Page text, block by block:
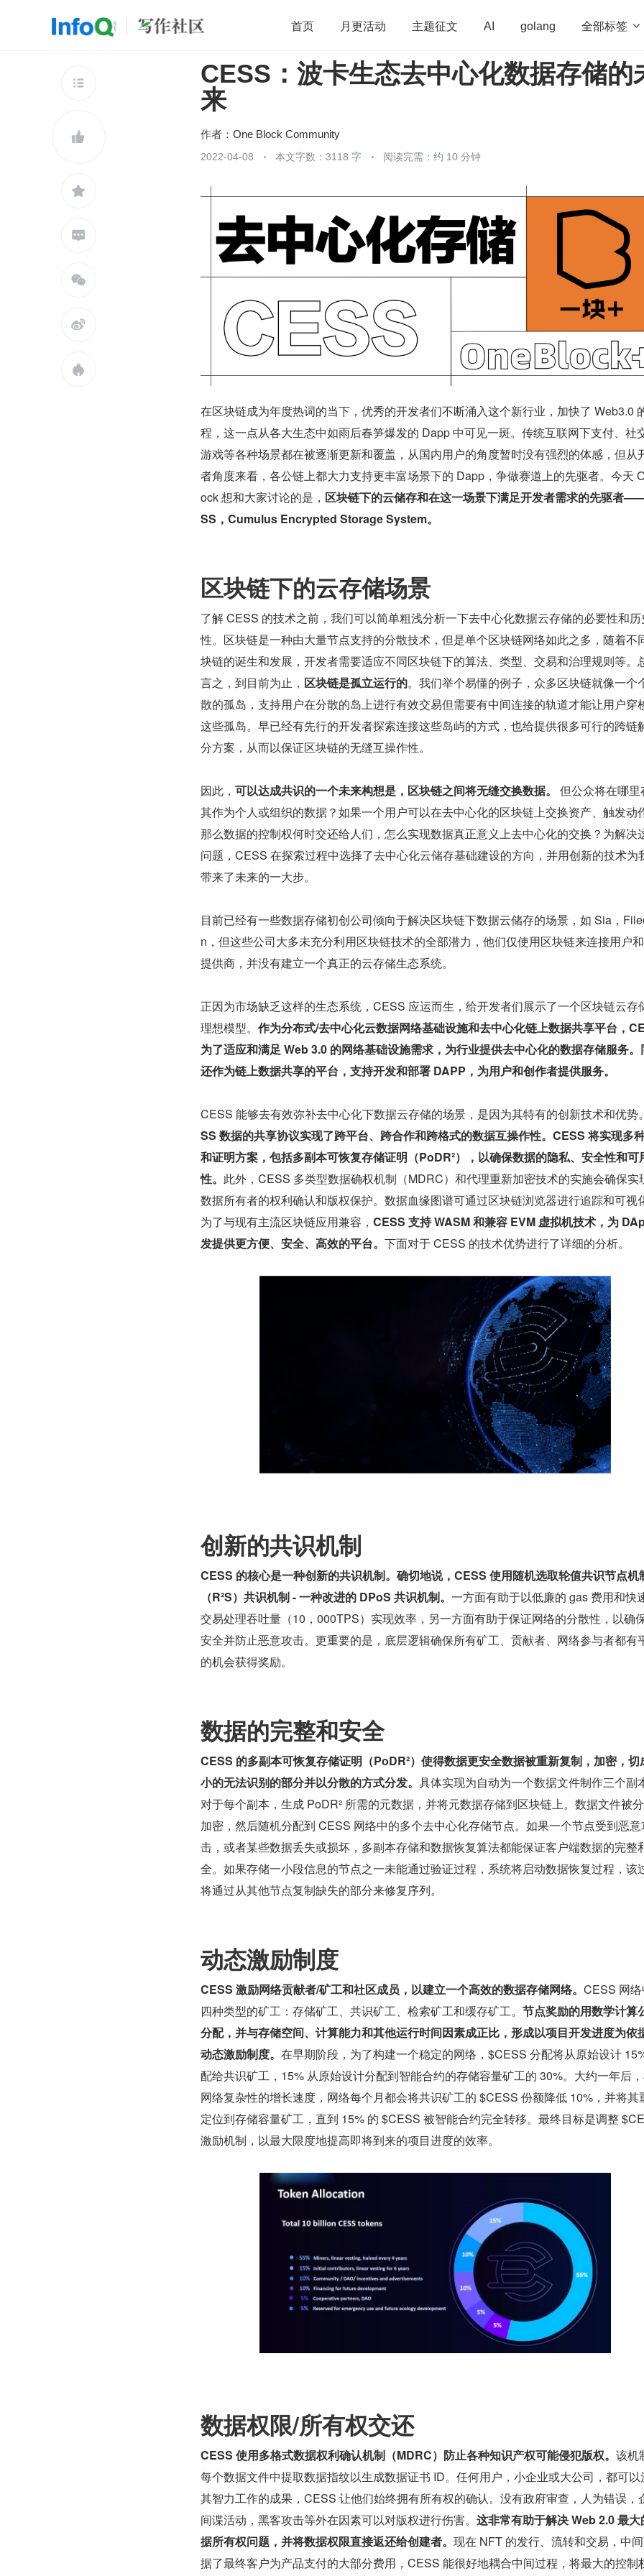
首页 月更活动 主题征文 AI golang 全部标签 
开源 架构 OpenHarmony 算法 学习方法 Web3.0 高
查看更多







CESS：波卡生态去中心化数据存储的
来
作者： One Block Community
2022-04-08 本文字数：3118 字 阅读完需：约 10 分钟
在区块链成为年度热词的当下，优秀的开发者们不断涌入这个新行业，加快了 Web3.0
程，这一点从各大生态中如雨后春笋爆发的 Dapp 中可见一斑。传统互联网下支付、社
游戏等各种场景都在被逐渐更新和覆盖，从国内用户的角度暂时没有强烈的体感，但从
者角度来看，各公链上都大力支持更丰富场景下的 Dapp，争做赛道上的先驱者。今天
ock 想和大家讨论的是， 区块链下的云储存和在这一场景下满足开发者需求的先驱者
SS，Cumulus Encrypted Storage System。
区块链下的云存储场景
了解 CESS 的技术之前，我们可以简单粗浅分析一下去中心化数据云存储的必要性和
性。区块链是一种由大量节点支持的分散技术，但是单个区块链网络如此之多，随着不
块链的诞生和发展，开发者需要适应不同区块链下的算法、类型、交易和治理规则等。
言之，到目前为止， 区块链是孤立运行的。我们举个易懂的例子，众多区块链就像一个
散的孤岛，支持用户在分散的岛上进行有效交易但需要有中间连接的轨道才能让用户穿
这些孤岛。早已经有先行的开发者探索连接这些岛屿的方式，也给提供很多可行的跨链
分方案，从而以保证区块链的无缝互操作性。
因此， 可以达成共识的一个未来构想是，区块链之间将无缝交换数据。
但公众将在哪里
其作为个人或组织的数据？如果一个用户可以在去中心化的区块链上交换资产、触发动
那么数据的控制权何时交还给人们，怎么实现数据真正意义上去中心化的交换？为解决
问题，CESS 在探索过程中选择了去中心化云储存基础建设的方向，并用创新的技术为
带来了未来的一大步。
目前已经有一些数据存储初创公司倾向于解决区块链下数据云储存的场景，如 Sia，
n，但这些公司大多未充分利用区块链技术的全部潜力，他们仅使用区块链来连接用户
提供商，并没有建立一个真正的云存储生态系统。
正因为市场缺乏这样的生态系统，CESS 应运而生，给开发者们展示了一个区块链云存
理想模型。 作为分布式/去中心化云数据网络基础设施和去中心化链上数据共享平台，
为了适应和满足 Web 3.0 的网络基础设施需求，为行业提供去中心化的数据存储服务。
还作为链上数据共享的平台，支持开发和部署 DAPP，为用户和创作者提供服务。
CESS 能够去有效弥补去中心化下数据云存储的场景，是因为其特有的创新技术和优势
SS 数据的共享协议实现了跨平台、跨合作和跨格式的数据互操作性。CESS 将实现多
和证明方案，包括多副本可恢复存储证明（PoDR²），以确保数据的隐私、安全性和可
性。 此外，CESS 多类型数据确权机制（MDRC）和代理重新加密技术的实施会确保实
数据所有者的权利确认和版权保护。数据血缘图谱可通过区块链浏览器进行追踪和可视
为了与现有主流区块链应用兼容， CESS 支持 WASM 和兼容 EVM 虚拟机技术，为
发提供更方便、安全、高效的平台。 下面对于 CESS 的技术优势进行了详细的分析。
创新的共识机制
CESS 的核心是一种创新的共识机制。确切地说，CESS 使用随机选取轮值共识节点机
（R²S）共识机制 - 一种改进的 DPoS 共识机制。 一方面有助于以低廉的 gas 费用和快
交易处理吞吐量（10，000TPS）实现效率，另一方面有助于保证网络的分散性，以确
安全并防止恶意攻击。更重要的是，底层逻辑确保所有矿工、贡献者、网络参与者都有
的机会获得奖励。
数据的完整和安全
CESS 的多副本可恢复存储证明（PoDR²）使得数据更安全数据被重新复制，加密，切
小的无法识别的部分并以分散的方式分发。 具体实现为自动为一个数据文件制作三个副
对于每个副本，生成 PoDR² 所需的元数据，并将元数据存储到区块链上。数据文件被
加密，然后随机分配到 CESS 网络中的多个去中心化存储节点。如果一个节点受到恶
击，或者某些数据丢失或损坏，多副本存储和数据恢复算法都能保证客户端数据的完整
全。如果存储一小段信息的节点之一未能通过验证过程，系统将启动数据恢复过程，该
将通过从其他节点复制缺失的部分来修复序列。
动态激励制度
CESS 激励网络贡献者/矿工和社区成员，以建立一个高效的数据存储网络。 CESS 网
四种类型的矿工：存储矿工、共识矿工、检索矿工和缓存矿工。 节点奖励的用数学计算
分配，并与存储空间、计算能力和其他运行时间因素成正比，形成以项目开发进度为依
动态激励制度。 在早期阶段，为了构建一个稳定的网络，$CESS 分配将从原始设计
配给共识矿工，15% 从原始设计分配到智能合约的存储容量矿工的 30%。大约一年后
网络复杂性的增长速度，网络每个月都会将共识矿工的 $CESS 份额降低 10%，并将其
定位到存储容量矿工，直到 15% 的 $CESS 被智能合约完全转移。最终目标是调整
激励机制，以最大限度地提高即将到来的项目进度的效率。
数据权限/所有权交还
CESS 使用多格式数据权利确认机制（MDRC）防止各种知识产权可能侵犯版权。 该机
每个数据文件中提取数据指纹以生成数据证书 ID。任何用户，小企业或大公司，都可以
其智力工作的成果，CESS 让他们始终拥有所有权的确认。没有政府审查，人为错误，
间谍活动，黑客攻击等外在因素可以对版权进行伤害。 这非常有助于解决 Web 2.0 最大
据所有权问题，并将数据权限直接返还给创建者。 现在 NFT 的发行、流转和交易，中
据了最终客户为产品支付的大部分费用，CESS 能很好地耦合中间过程，将最大的控制